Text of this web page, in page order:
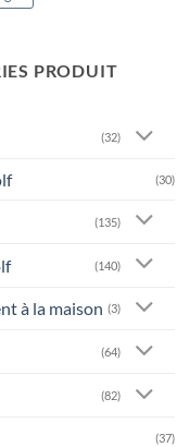
PRODUIT
(32)
(30)
(135)
(140)
à la maison (3)
(64)
(82)
(37)